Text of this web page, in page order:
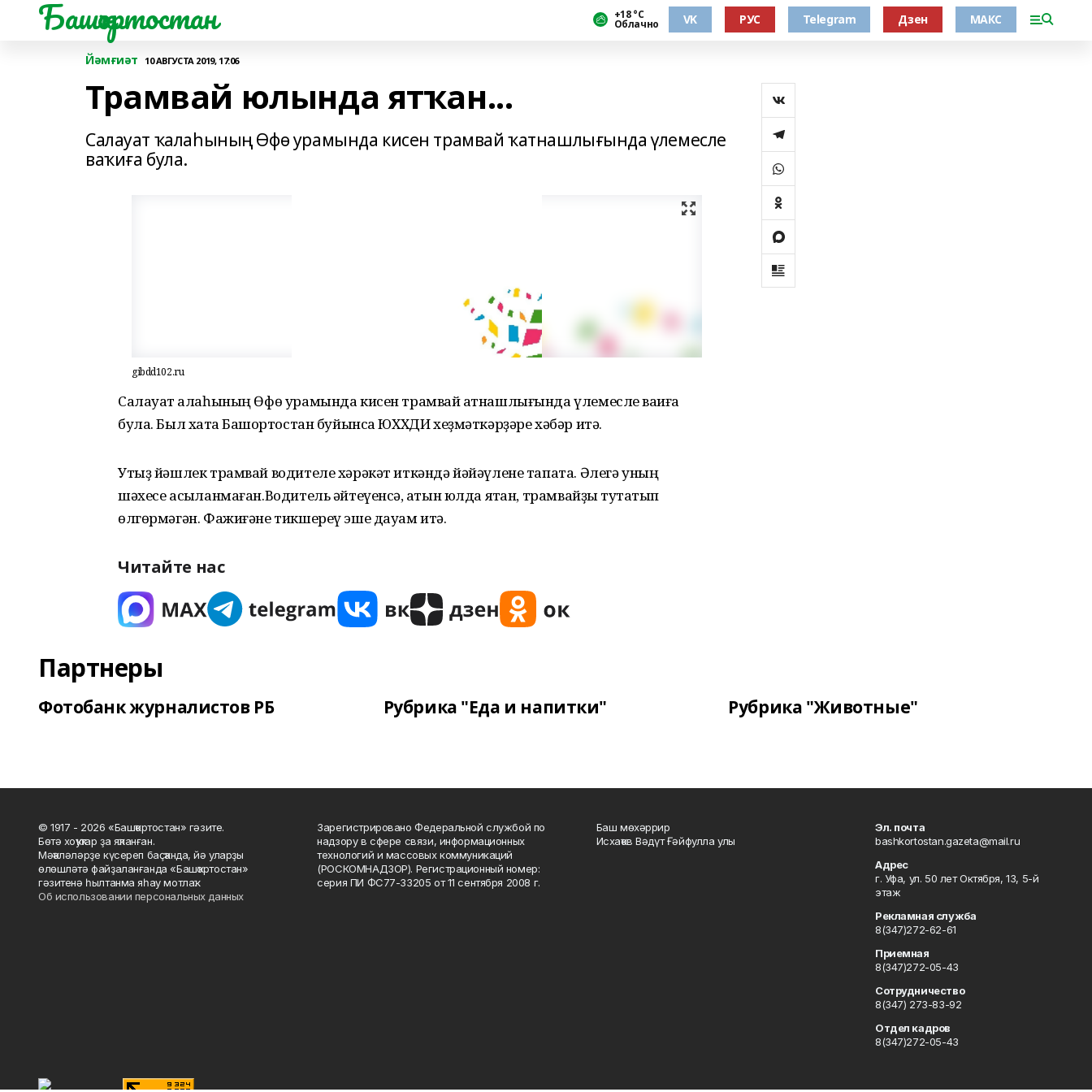
Башҡортостан +18 °С
Облачно VK РУС Telegram Дзен МАКС
Йәмғиәт 10 АВГУСТА 2019, 17:06
Трамвай юлында ятҡан...
Салауат ҡалаһының Өфө урамында кисен трамвай ҡатнашлығында үлемесле
ваҡиға була.
gibdd102.ru
Салауат ҡалаһының Өфө урамында кисен трамвай ҡатнашлығында үлемесле ваҡиға
була. Был хаҡта Башҡортостан буйынса ЮХХДИ хеҙмәткәрҙәре хәбәр итә.
Утыҙ йәшлек трамвай водителе хәрәкәт иткәндә йәйәүлене тапата. Әлегә уның
шәхесе асыҡланмаған.Водитель әйтеүенсә, ҡатын юлда ятҡан, трамвайҙы туҡтатып
өлгөрмәгән. Фажиғәне тикшереү эше дауам итә.
Читайте нас
Партнеры
Фотобанк журналистов РБ Рубрика "Еда и напитки" Рубрика "Животные"
© 1917 - 2026 «Башҡортостан» гәзите.
Бөтә хоҡуҡтар ҙа яҡланған.
Мәҡәләләрҙе күсереп баҫҡанда, йә уларҙы
өлөшләтә файҙаланғанда «Башҡортостан»
гәзитенә һылтанма яһау мотлаҡ.
Об использовании персональных данных
Зарегистрировано Федеральной службой по
надзору в сфере связи, информационных
технологий и массовых коммуникаций
(РОСКОМНАДЗОР). Регистрационный номер:
серия ПИ ФС77-33205 от 11 сентября 2008 г.
Баш мөхәррир
Исхаҡов Вәдүт Ғәйфулла улы
Эл. почта
bashkortostan.gazeta@mail.ru
Адрес
г. Уфа, ул. 50 лет Октября, 13, 5-й
этаж
Рекламная служба
8(347)272-62-61
Приемная
8(347)272-05-43
Сотрудничество
8(347) 273-83-92
Отдел кадров
8(347)272-05-43